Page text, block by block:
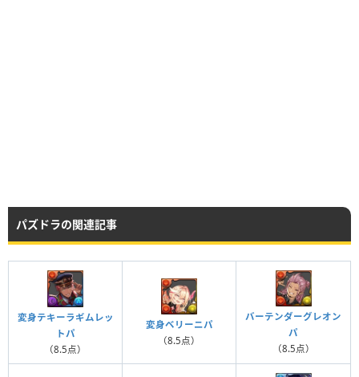
パズドラの関連記事
変身テキーラギムレッ
トパ
（8.5点）
変身ベリーニパ
（8.5点）
バーテンダーグレオン
パ
（8.5点）